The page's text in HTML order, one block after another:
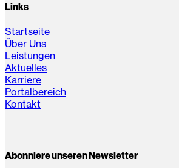
Links
Startseite
Über Uns
Leistungen
Aktuelles
Karriere
Portalbereich
Kontakt
Abonniere unseren Newsletter